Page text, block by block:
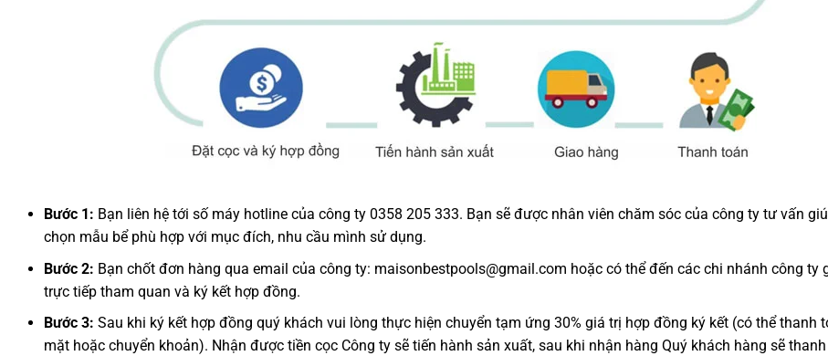
Bước 1: Bạn liên hệ tới số máy hotline của công ty 0358 205 333. Bạn sẽ được nhân viên chăm sóc của công ty tư vấn
chọn mẫu bể phù hợp với mục đích, nhu cầu mình sử dụng.
Bước 2: Bạn chốt đơn hàng qua email của công ty: maisonbestpools@gmail.com hoặc có thể đến các chi nhánh công ty
trực tiếp tham quan và ký kết hợp đồng.
Bước 3: Sau khi ký kết hợp đồng quý khách vui lòng thực hiện chuyển tạm ứng 30% giá trị hợp đồng ký kết (có thể thanh
mặt hoặc chuyển khoản). Nhận được tiền cọc Công ty sẽ tiến hành sản xuất, sau khi nhận hàng Quý khách hàng sẽ